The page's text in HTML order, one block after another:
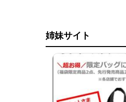
姉妹サイト